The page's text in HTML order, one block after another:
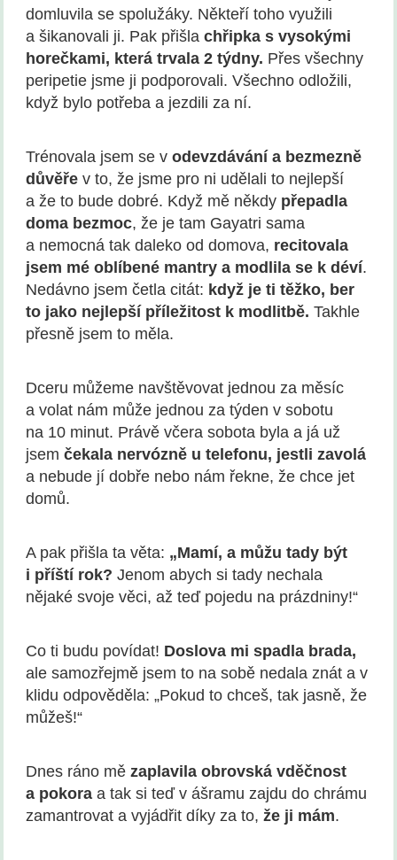
domluvila se spolužáky. Někteří toho využili
a šikanovali ji. Pak přišlachřipka s vysokými
horečkami, která trvala 2 týdny. Přes všechny
peripetie jsme ji podporovali. Všechno odložili,
když bylo potřeba a jezdili za ní.
Trénovala jsem se vodevzdávání a bezmezně
důvěřev to, že jsme pro ni udělali to nejlepší
a že to bude dobré. Když mě někdy přepadla
doma bezmoc, že je tam Gayatri sama
a nemocná tak daleko od domova, recitovala
jsem méoblíbené mantry a modlila se k déví.
Nedávno jsem četla citát: když je ti těžko, ber
to jako nejlepší příležitost k modlitbě. Takhle
přesně jsem to měla.
Dceru můžeme navštěvovat jednou za měsíc
a volat nám může jednou za týden v sobotu
na 10 minut. Právě včera sobota byla a já už
jsem čekala nervózně u telefonu, jestli zavolá
a nebude jí dobře nebo nám řekne, že chce jet
domů.
A pak přišla ta věta: „Mamí, a můžu tady být
i příští rok? Jenom abych si tady nechala
nějaké svoje věci, až teď pojedu na prázdniny!“
Co ti budu povídat! Doslova mi spadla brada,
ale samozřejmě jsem to na sobě nedala znát a v
klidu odpověděla: „Pokud to chceš, tak jasně, že
můžeš!“
Dnes ráno mězaplavila obrovskávděčnost
a pokora a tak si teď v ášramu zajdu do chrámu
zamantrovat a vyjádřit díky za to,že ji mám.